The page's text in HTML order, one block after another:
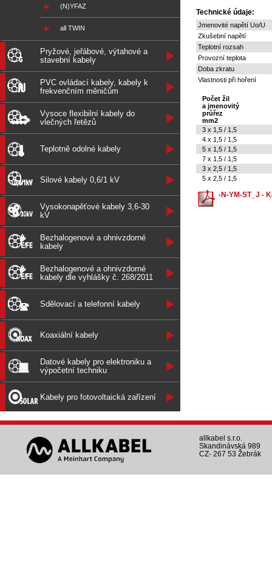
(N)YFAZ
all TWIN
Pryžové, jeřábové, výtahové a
stavební kabely
PVC ovládací kabely, kabely k
frekvenčním měničům
Vysoce flexibilní kabely do
vlečných řetězů
Teplotně odolné kabely
Silové kabely 0,6/1 kV
Vysokonapěťové kabely 3,6-30
kV
Bezhalogenové a ohnivzdorné
kabely
Bezhalogenové a ohnivzdorné
kabely dle vyhlášky č. 268/2011
Sdělovací a telefonní kabely
Koaxiální kabely
Datové kabely pro elektroniku a
výpočetní techniku
Kabely pro fotovoltaická zařízení
Technické údaje:
Jmenovité napětí Uo/U
Zkušební napětí
Teplotní rozsah
Provozní teplota
Doba zkratu
Vlastnosti při hoření
Počet žil
a jmenovitý
průřez
mm2
3 x 1,5 / 1,5
4 x 1,5 / 1,5
5 x 1,5 / 1,5
7 x 1,5 / 1,5
3 x 2,5 / 1,5
5 x 2,5 / 1,5
-N-YM-ST_J -
allkabel s.r.o.
Skandinávská 989
CZ- 267 53 Žebrák